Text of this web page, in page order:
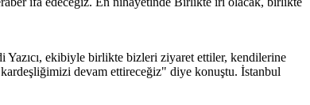
Yazıcı, ekibiyle birlikte bizleri ziyaret ettiler, kendilerine
devam ettireceğiz" diye konuştu. İstanbul